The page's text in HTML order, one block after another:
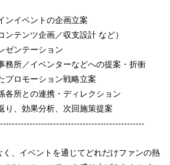
ンイベントの企画立案
テンツ企画／収支設計 など）
ゼンテーション
務所／イベンターなどへの提案・折衝
プロモーション戦略立案
各所との連携・ディレクション
り、効果分析、次回施策提案
、イベントを通じてどれだけファンの熱